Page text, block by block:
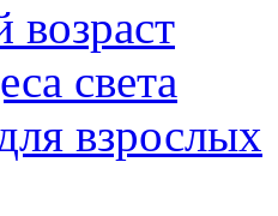
света
взрослых